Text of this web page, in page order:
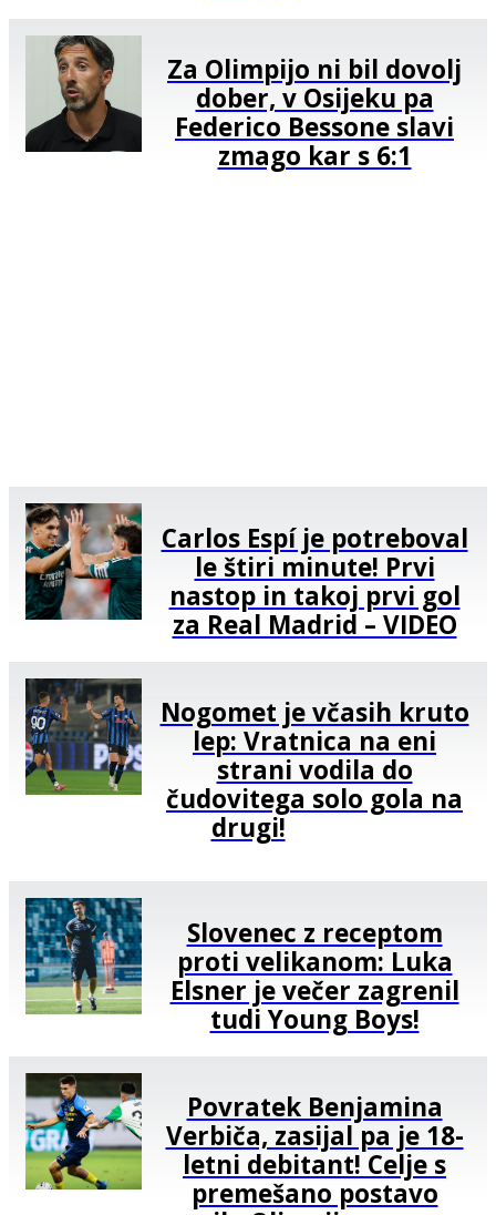
Za Olimpijo ni bil dovolj
dober, v Osijeku pa
Federico Bessone slavi
zmago kar s 6:1
Carlos Espí je potreboval
le štiri minute! Prvi
nastop in takoj prvi gol
za Real Madrid – VIDEO
Nogomet je včasih kruto
lep: Vratnica na eni
strani vodila do
čudovitega solo gola na
drugi!
Slovenec z receptom
proti velikanom: Luka
Elsner je večer zagrenil
tudi Young Boys!
Povratek Benjamina
Verbiča, zasijal pa je 18-
letni debitant! Celje s
premešano postavo